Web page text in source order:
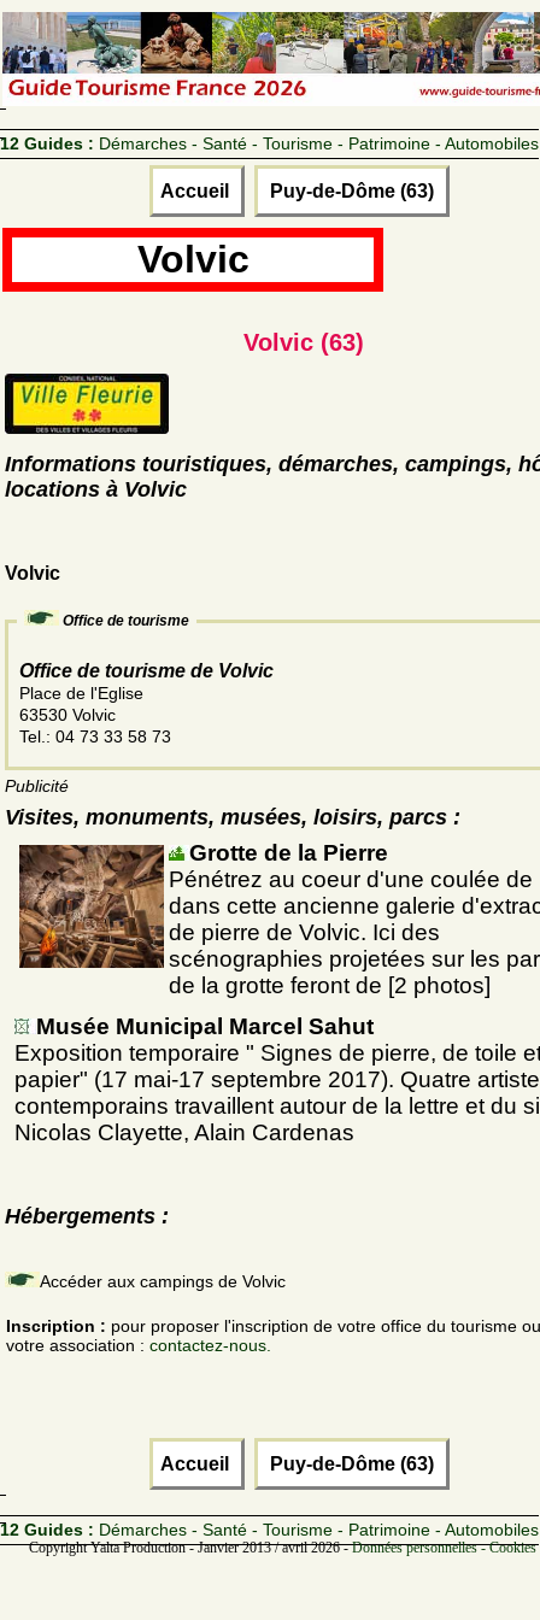
12 Guides : Démarches - Santé - Tourisme - Patrimoine - Automobiles
Accueil Puy-de-Dôme (63)
Volvic
Volvic (63)
Informations touristiques, démarches, campings,
locations à Volvic
Volvic
Office de tourisme
Office de tourisme de Volvic
Place de l'Eglise
63530 Volvic
Tel.: 04 73 33 58 73
Publicité
Visites, monuments, musées, loisirs, parcs :
Grotte de la Pierre
Pénétrez au coeur d'une coulée de
dans cette ancienne galerie
de pierre de Volvic. Ici des
scénographies projetées sur les
de la grotte feront de [2 photos]
Musée Municipal Marcel Sahut
Exposition temporaire " Signes de pierre, de toile
papier" (17 mai-17 septembre 2017). Quatre
contemporains travaillent autour de la lettre et du
Nicolas Clayette, Alain Cardenas
Hébergements :
Accéder aux campings de Volvic
Inscription : pour proposer l'inscription de votre office du tourisme
votre association : contactez-nous.
Accueil Puy-de-Dôme (63)
12 Guides : Démarches - Santé - Tourisme - Patrimoine - Automobiles
Copyright Yalta Production - Janvier 2013 / avril 2026 -Données personnelles -